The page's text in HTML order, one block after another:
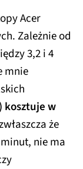
Acer
Zależnie od
3,2 i 4
mnie
kosztuje w
że
nie ma